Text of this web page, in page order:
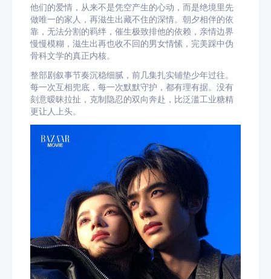
他们的爱情，从来不是凭空产生的心动，而是绝境里先
做唯一的家人，再滋生出藏不住的深情。朝夕相伴的依
靠，无法分割的羁绊，催生极致排他的依赖，亲情边界
慢慢模糊，滋生出再也收不回的男女情愫，完美踩中伪
骨科文学的真正内核。
整部剧叙事节奏沉稳细腻，前几集扎实铺垫少年过往。
每一次互相兜底，每一次默默守护，都有理有据。没有
刻意暧昧拉扯，克制隐忍的双向奔赴，比泛滥工业糖精
更让人上头。